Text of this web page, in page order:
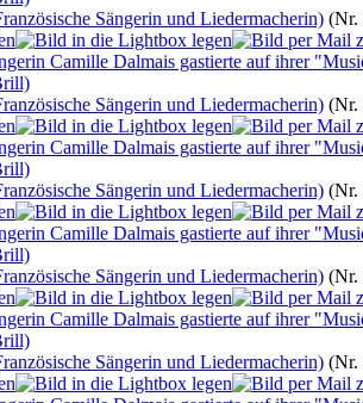
Sängerin und Liedermacherin) (Nr.
Sängerin und Liedermacherin) (Nr.
Sängerin und Liedermacherin) (Nr.
Sängerin und Liedermacherin) (Nr.
Sängerin und Liedermacherin) (Nr.